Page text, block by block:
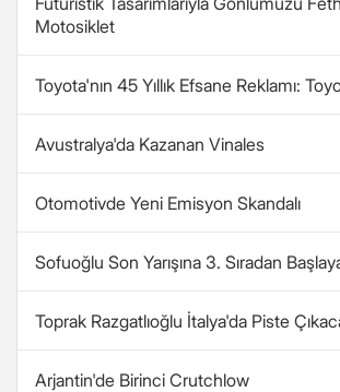
Motosiklet
Toyota'nın 45 Yıllık Efsane Reklamı:
Avustralya'da Kazanan Vinales
Otomotivde Yeni Emisyon Skandalı
Sofuoğlu Son Yarışına 3. Sıradan
Toprak Razgatlıoğlu İtalya'da Piste
Arjantin'de Birinci Crutchlow